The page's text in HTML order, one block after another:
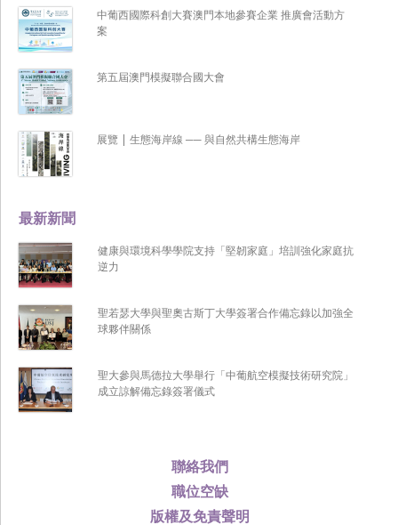
聯絡我們
職位空缺
版權及免責聲明
最新新聞
健康與環境科學學院支持「堅韌家庭」培訓強化家庭抗
逆力
聖若瑟大學與聖奧古斯丁大學簽署合作備忘錄以加強全
球夥伴關係
聖大參與馬德拉大學舉行「中葡航空模擬技術研究院」
成立諒解備忘錄簽署儀式
中葡西國際科創大賽澳門本地參賽企業 推廣會活動方
案
第五屆澳門模擬聯合國大會
展覽 | 生態海岸線 ── 與自然共構生態海岸